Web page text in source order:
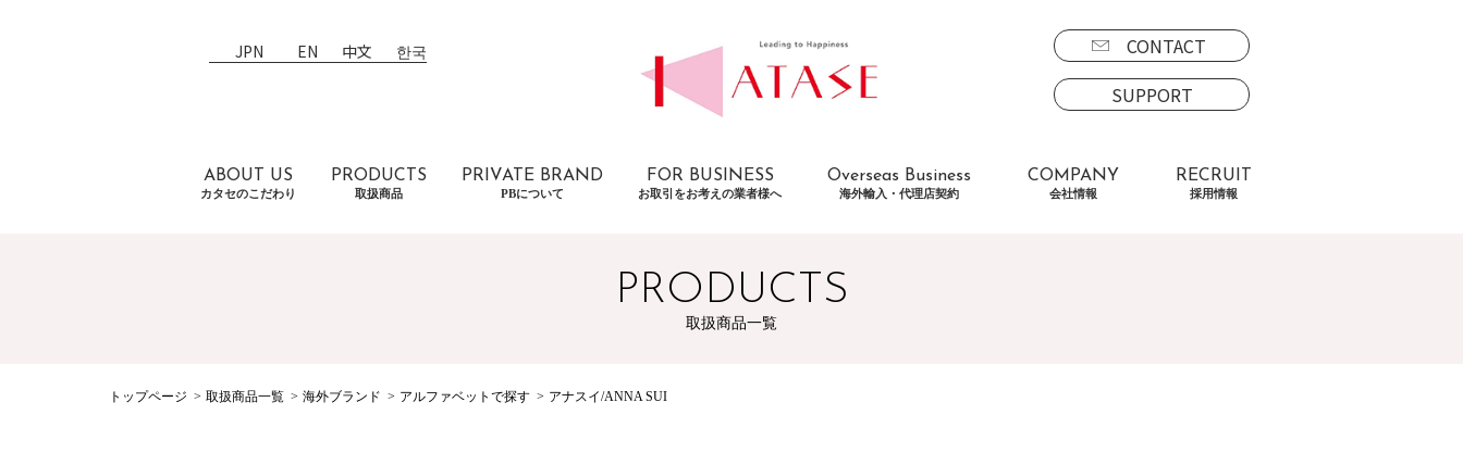
JPN EN 中文 한국
CONTACT
SUPPORT
ABOUT US
カタセのこだわり
PRODUCTS
取扱商品
PRIVATE BRAND
PBについて
FOR BUSINESS
お取引をお考えの業者様へ
Overseas Business
海外輸入・代理店契約
COMPANY
会社情報
RECRUIT
採用情報
PRODUCTS
取扱商品一覧
トップページ 取扱商品一覧 海外ブランド アルファベットで探す アナスイ/ANNA SUI